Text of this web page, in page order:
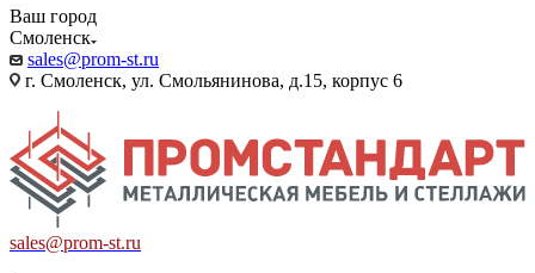
Ваш город
Смоленск
sales@prom-st.ru
г. Смоленск, ул. Смольянинова, д.15, корпус 6
sales@prom-st.ru